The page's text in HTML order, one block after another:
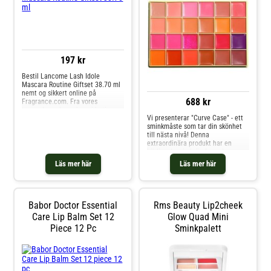
oförglömlig eftersmak.
197 kr
Läs mer här
Bestil Lancome Lash Idole
Mascara Routine Giftset 38.70 ml
nemt og sikkert online på
Fragrance.com. Fra vores
Routine Giftset 38.70 ml.
688 kr
Läs mer här
Vi presenterar "Curve Case" - ett
sminkmåste som tar din skönhet
till nästa nivå! Denna
extraordinära produkt har en
ger dig en strålande och fräsch
hy. Med 4 fantastiska brons- och
konturnyanser inspirerade av den
skulptera och definiera dina drag
för att uppnå den solkyssta look
du önskar. Och det är inte allt, för
Curve Case innehåller också 4
välkända rouge-nyanser som ger
en antydan till naturlig rouge på
kinderna och ger dig en rosig och
ungdomlig lyster. The Curve Case
Babor Doctor Essential
Care Lip Balm Set 12
Piece 12 Pc
Rms Beauty Lip2cheek
Glow Quad Mini
Sminkpalett